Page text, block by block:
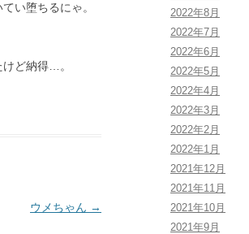
い堕ちるにゃ。
ど納得…。
ウメちゃん →
2022年8月
2022年7月
2022年6月
2022年5月
2022年4月
2022年3月
2022年2月
2022年1月
2021年12月
2021年11月
2021年10月
2021年9月